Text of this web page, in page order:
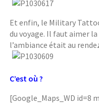
Et enfin, le Military
du voyage. Il faut aimer
l’ambiance était au
C’est où ?
[Google_Maps_WD id=8